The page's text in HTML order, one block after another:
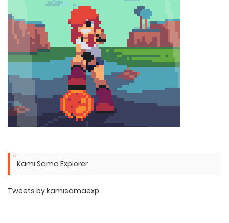
Kami Sama Explorer
Tweets by kamisamaexp